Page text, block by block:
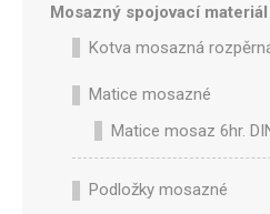
Mosazný spojovací materiál
Kotva mosazná
Matice mosazné
Matice mosaz 6hr.
Podložky mosazné